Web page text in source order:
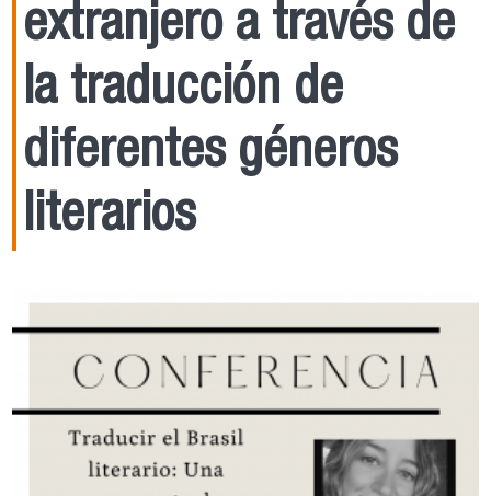
extranjero a través de
la traducción de
diferentes géneros
literarios